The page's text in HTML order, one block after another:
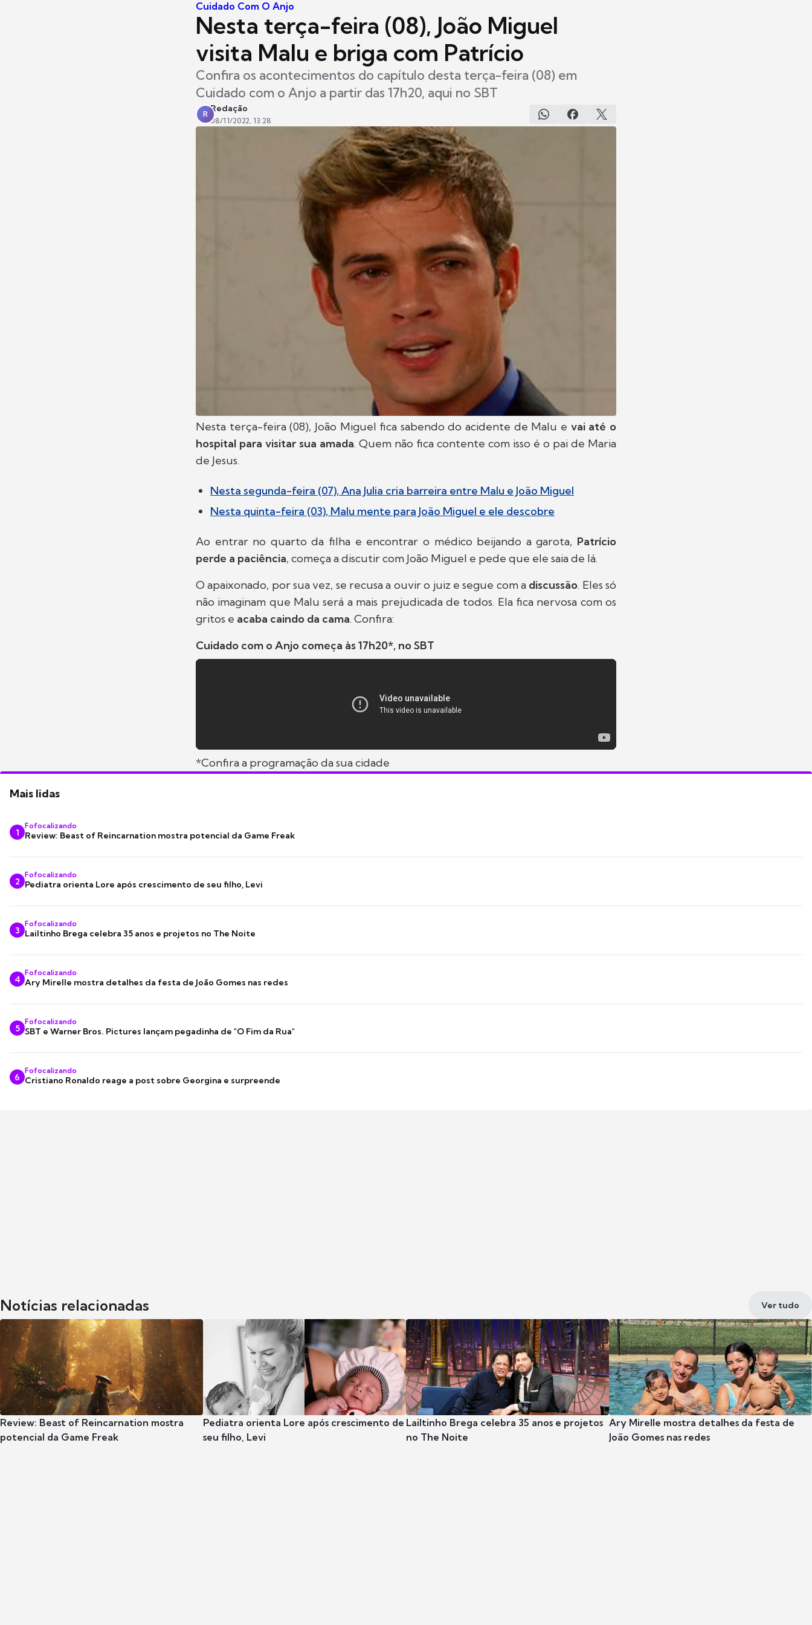
Cuidado Com O Anjo
Nesta terça-feira (08), João Miguel
visita Malu e briga com Patrício
Confira os acontecimentos do capítulo desta terça-feira (08) em
Cuidado com o Anjo a partir das 17h20, aqui no SBT
R
Redação
08/11/2022, 13:28
Nesta terça-feira (08), João Miguel fica sabendo do acidente de Malu e vai até o
hospital para visitar sua amada. Quem não fica contente com isso é o pai de Maria
de Jesus.
Nesta segunda-feira (07), Ana Julia cria barreira entre Malu e João Miguel
Nesta quinta-feira (03), Malu mente para João Miguel e ele descobre
Ao entrar no quarto da filha e encontrar o médico beijando a garota, Patrício
perde a paciência, começa a discutir com João Miguel e pede que ele saia de lá.
O apaixonado, por sua vez, se recusa a ouvir o juiz e segue com a discussão. Eles só
não imaginam que Malu será a mais prejudicada de todos. Ela fica nervosa com os
gritos e acaba caindo da cama. Confira:
Cuidado com o Anjo começa às 17h20*, no SBT
*Confira a programação da sua cidade
Mais lidas
1
Fofocalizando
Review: Beast of Reincarnation mostra potencial da Game Freak
2
Fofocalizando
Pediatra orienta Lore após crescimento de seu filho, Levi
3
Fofocalizando
Lailtinho Brega celebra 35 anos e projetos no The Noite
4
Fofocalizando
Ary Mirelle mostra detalhes da festa de João Gomes nas redes
5
Fofocalizando
SBT e Warner Bros. Pictures lançam pegadinha de "O Fim da Rua"
6
Fofocalizando
Cristiano Ronaldo reage a post sobre Georgina e surpreende
Notícias relacionadas Ver tudo
Review: Beast of Reincarnation mostra
potencial da Game Freak
Pediatra orienta Lore após crescimento de
seu filho, Levi
Lailtinho Brega celebra 35 anos e projetos
no The Noite
Ary Mirelle mostra detalhes da festa de
João Gomes nas redes